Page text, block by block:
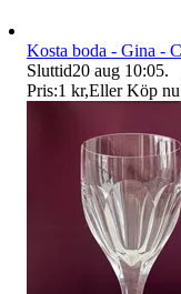
Kosta boda - Gina -
Sluttid20 aug 10:05.
Pris:1 kr,Eller Köp nu